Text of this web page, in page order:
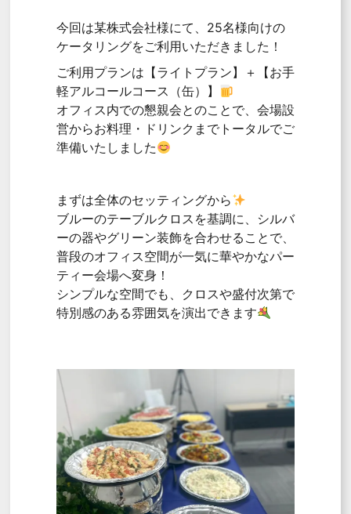
今回は某株式会社様にて、25名様向けの
ケータリングをご利用いただきました！
ご利用プランは【ライトプラン】＋【お手
軽アルコールコース（缶）】
オフィス内での懇親会とのことで、会場設
営からお料理・ドリンクまでトータルでご
準備いたしました
まずは全体のセッティングから
ブルーのテーブルクロスを基調に、シルバ
ーの器やグリーン装飾を合わせることで、
普段のオフィス空間が一気に華やかなパー
ティー会場へ変身！
シンプルな空間でも、クロスや盛付次第で
特別感のある雰囲気を演出できます